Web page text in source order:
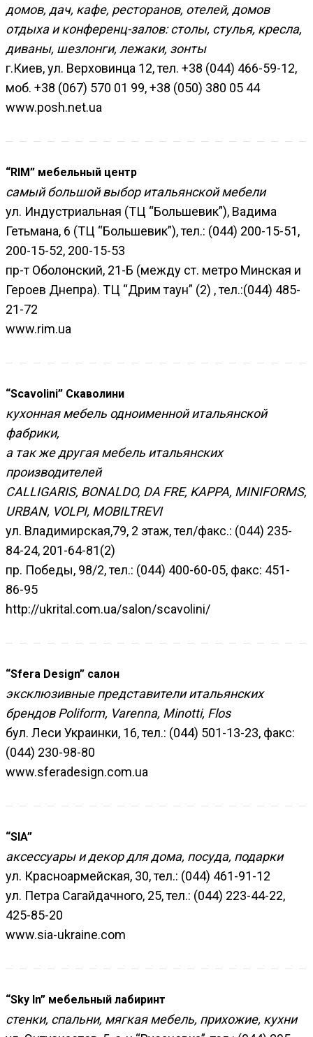
домов, дач, кафе, ресторанов, отелей, домов
отдыха и конференц-залов: столы, стулья, кресла,
диваны, шезлонги, лежаки, зонты
г.Киев, ул. Верховинца 12, тел. +38 (044) 466-59-12,
моб. +38 (067) 570 01 99, +38 (050) 380 05 44
www.posh.net.ua
“RIM” мебельный центр
самый большой выбор итальянской мебели
ул. Индустриальная (ТЦ “Большевик”), Вадима
Гетьмана, 6 (ТЦ “Большевик”), тел.: (044) 200-15-51,
200-15-52, 200-15-53
пр-т Оболонский, 21-Б (между ст. метро Минская и
Героев Днепра). ТЦ “Дрим таун” (2) , тел.:(044) 485-
21-72
www.rim.ua
“Scavolini” Скаволини
кухонная мебель одноименной итальянской
фабрики,
а так же другая мебель итальянских
производителей
CALLIGARIS, BONALDO, DA FRE, KAPPA, MINIFORMS,
URBAN, VOLPI, MOBILTREVI
ул. Владимирская,79, 2 этаж, тел/факс.: (044) 235-
84-24, 201-64-81(2)
пр. Победы, 98/2, тел.: (044) 400-60-05, факс: 451-
86-95
http://ukrital.com.ua/salon/scavolini/
“Sfera Design” салон
эксклюзивные представители итальянских
брендов Poliform, Varenna, Minotti, Flos
бул. Леси Украинки, 16, тел.: (044) 501-13-23, факс:
(044) 230-98-80
www.sferadesign.com.ua
“SIA”
аксессуары и декор для дома, посуда, подарки
ул. Красноармейская, 30, тел.: (044) 461-91-12
ул. Петра Сагайдачного, 25, тел.: (044) 223-44-22,
425-85-20
www.sia-ukraine.com
“Sky In” мебельный лабиринт
стенки, спальни, мягкая мебель, прихожие, кухни